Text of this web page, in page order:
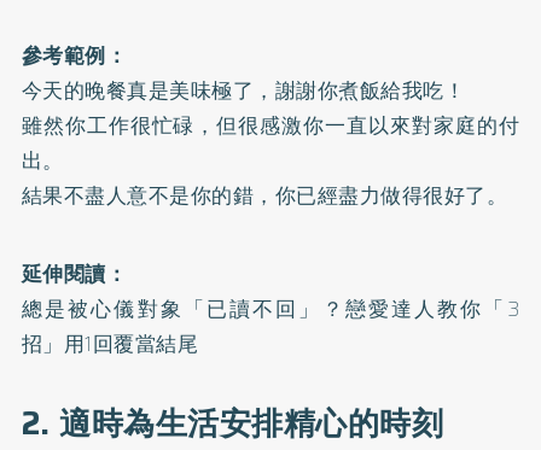
參考範例：
今天的晚餐真是美味極了，謝謝你煮飯給我吃！
雖然你工作很忙碌，但很感激你一直以來對家庭的付
出。
結果不盡人意不是你的錯，你已經盡力做得很好了。
延伸閱讀：
總是被心儀對象「已讀不回」？戀愛達人教你「3
招」用1回覆當結尾
2. 適時為生活安排精心的時刻